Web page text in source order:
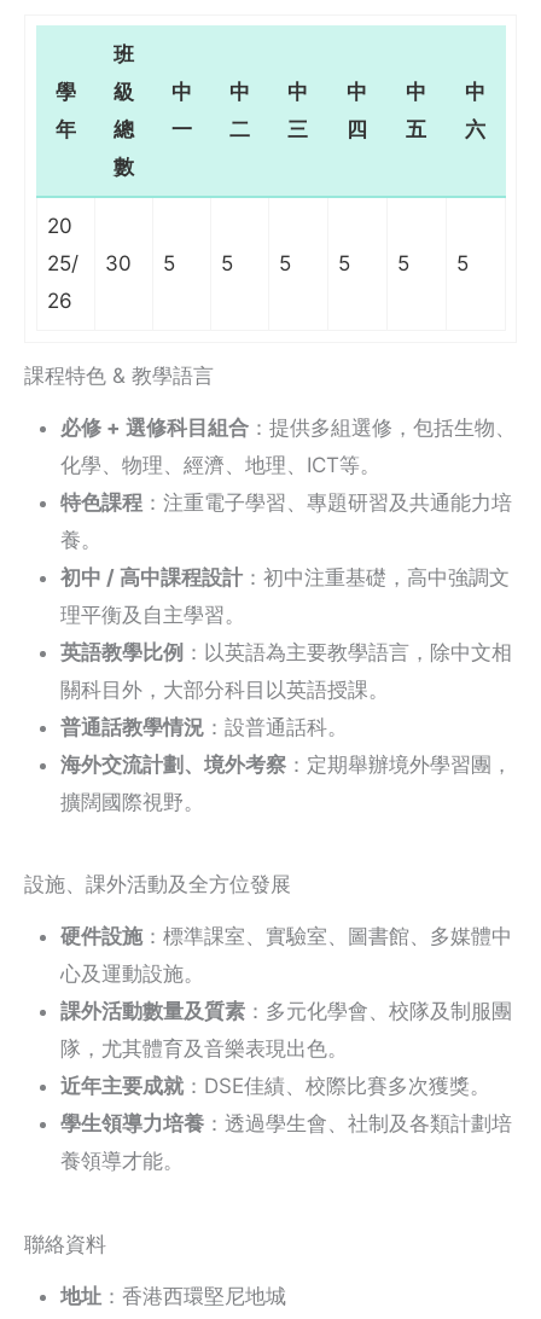
學
年
班
級
總
數
中
一
中
二
中
三
中
四
中
五
中
六
20
25/
26
30 5 5 5 5 5 5
課程特色 & 教學語言
必修 + 選修科目組合 ：提供多組選修，包括生物、
化學、物理、經濟、地理、ICT等。
特色課程 ：注重電子學習、專題研習及共通能力培
養。
初中 / 高中課程設計 ：初中注重基礎，高中強調文
理平衡及自主學習。
英語教學比例 ：以英語為主要教學語言，除中文相
關科目外，大部分科目以英語授課。
普通話教學情況 ：設普通話科。
海外交流計劃、境外考察 ：定期舉辦境外學習團，
擴闊國際視野。
設施、課外活動及全方位發展
硬件設施：標準課室、實驗室、圖書館、多媒體中
心及運動設施。
課外活動數量及質素 ：多元化學會、校隊及制服團
隊，尤其體育及音樂表現出色。
近年主要成就 ：DSE佳績、校際比賽多次獲獎。
學生領導力培養 ：透過學生會、社制及各類計劃培
養領導才能。
聯絡資料
地址 ：香港西環堅尼地城